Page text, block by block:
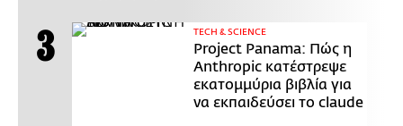
ΤECH & SCIENCE
Project Panama: Πώς η
Anthropic κατέστρεψε
εκατομμύρια βιβλία για
να εκπαιδεύσει το claude